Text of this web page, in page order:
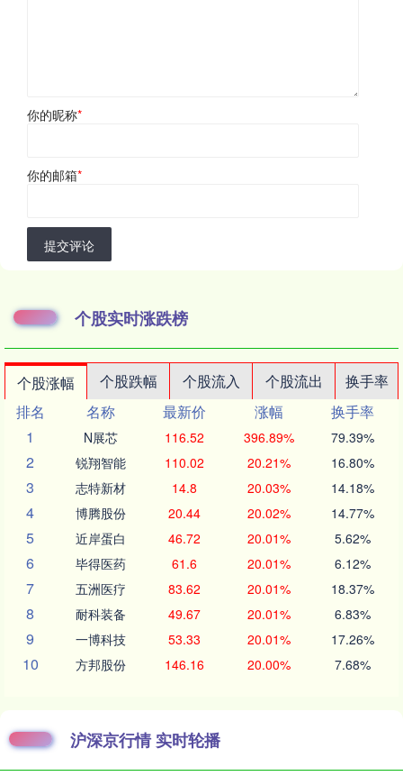
你的昵称*
你的邮箱*
提交评论
个股实时涨跌榜
个股涨幅 个股跌幅 个股流入 个股流出
换手率
排名
名称 最新价 涨幅
换手率
1
N展芯 116.52 396.89% 79.39%
2 锐翔智能 110.02 20.21% 16.80%
3 志特新材 14.8 20.03% 14.18%
4 博腾股份 20.44 20.02% 14.77%
5 近岸蛋白 46.72 20.01% 5.62%
6 毕得医药 61.6 20.01% 6.12%
7 五洲医疗 83.62 20.01% 18.37%
8 耐科装备 49.67 20.01% 6.83%
9 一博科技 53.33 20.01% 17.26%
10 方邦股份 146.16 20.00% 7.68%
沪深京行情 实时轮播